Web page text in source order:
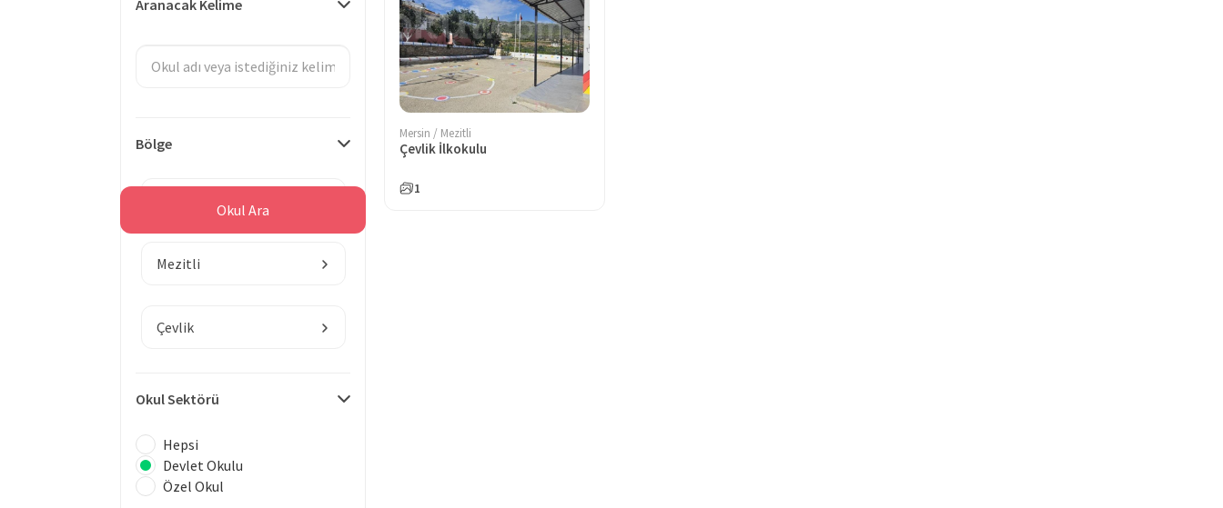
Aranacak Kelime
Bölge
Mezitli
Çevlik
Okul Sektörü
Hepsi
Devlet Okulu
Özel Okul
Okul Ara
Mersin / Mezitli
Çevlik İlkokulu
1